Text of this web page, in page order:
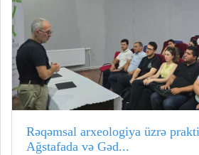
Rəqəmsal arxeologiya üzrə
Ağstafada və Gəd...